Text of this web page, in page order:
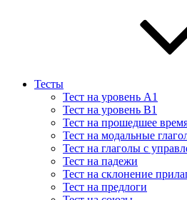
Тесты
Тест на уровень A1
Тест на уровень B1
Тест на прошедшее
Тест на модальные
Тест на глаголы с
Тест на падежи
Тест на склонение
Тест на предлоги